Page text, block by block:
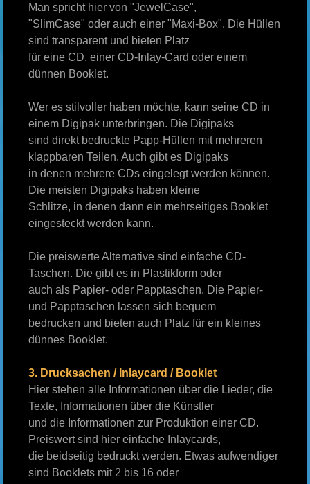
Man spricht hier von "JewelCase",
"SlimCase" oder auch einer "Maxi-Box". Die Hüllen
sind transparent und bieten Platz
für eine CD, einer CD-Inlay-Card oder einem
dünnen Booklet.
Wer es stilvoller haben möchte, kann seine CD in
einem Digipak unterbringen. Die Digipaks
sind direkt bedruckte Papp-Hüllen mit mehreren
klappbaren Teilen. Auch gibt es Digipaks
in denen mehrere CDs eingelegt werden können.
Die meisten Digipaks haben kleine
Schlitze, in denen dann ein mehrseitiges Booklet
eingesteckt werden kann.
Die preiswerte Alternative sind einfache CD-
Taschen. Die gibt es in Plastikform oder
auch als Papier- oder Papptaschen. Die Papier-
und Papptaschen lassen sich bequem
bedrucken und bieten auch Platz für ein kleines
dünnes Booklet.
3. Drucksachen / Inlaycard / Booklet
Hier stehen alle Informationen über die Lieder, die
Texte, Informationen über die Künstler
und die Informationen zur Produktion einer CD.
Preiswert sind hier einfache Inlaycards,
die beidseitig bedruckt werden. Etwas aufwendiger
sind Booklets mit 2 bis 16 oder